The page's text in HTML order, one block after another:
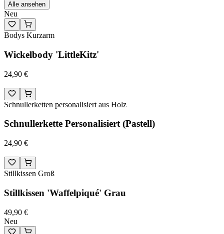
Alle ansehen
Neu
Bodys Kurzarm
Wickelbody 'LittleKitz'
24,90 €
Schnullerketten personalisiert aus Holz
Schnullerkette Personalisiert (Pastell)
24,90 €
Stillkissen Groß
Stillkissen 'Waffelpiqué' Grau
49,90 €
Neu